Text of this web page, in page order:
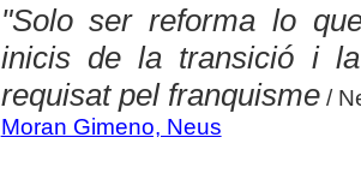
"Solo ser reforma lo
inicis de la transició i
requisat pel franquisme/
Moran Gimeno, Neus